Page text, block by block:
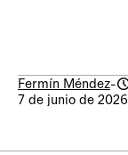
Fermín Méndez-
7 de junio de 2026